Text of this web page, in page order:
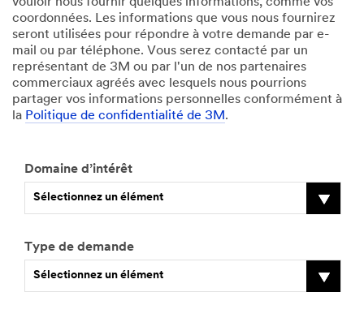
coordonnées. Les informations que vous nous fournirez
seront utilisées pour répondre à votre demande par e-
mail ou par téléphone. Vous serez contacté par un
représentant de 3M ou par l'un de nos partenaires
commerciaux agréés avec lesquels nous pourrions
partager vos informations personnelles conformément à
la Politique de confidentialité de 3M.
Domaine d’intérêt
Sélectionnez un élément
Type de demande
Sélectionnez un élément